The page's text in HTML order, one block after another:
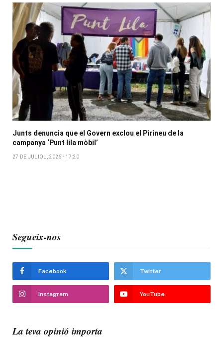
Junts denuncia que el Govern exclou el Pirineu de la
campanya ‘Punt lila mòbil’
27 DE JULIOL, 2026 - 17:20
Segueix-nos
Facebook Twitter
Instagram YouTube
La teva opinió importa